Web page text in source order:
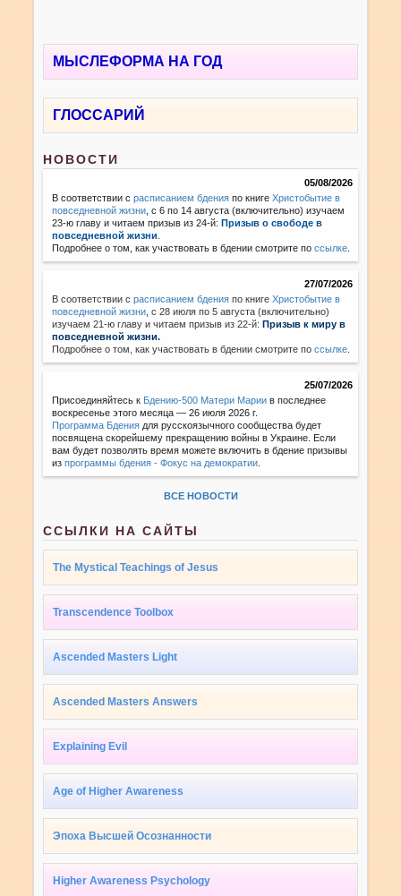
МЫСЛЕФОРМА НА ГОД
ГЛОССАРИЙ
НОВОСТИ
05/08/2026
В соответствии срасписанием бдения по книгеХристобытие в
повседневной жизни , с 6 по 14 августа (включительно) изучаем
23-ю главу и читаем призыв из 24-й:Призыв о свободе в
повседневной жизни
Подробнее о том, как участвовать в бдении смотрите поссылке
27/07/2026
В соответствии с расписанием бдения по книгеХристобытие в
повседневной жизни с 28 июля по 5 августа (включительно)
изучаем 21-ю главу и читаем призыв из 22-й:Призыв к миру в
повседневной жизни.
Подробнее о том, как участвовать в бдении смотрите поссылке
25/07/2026
Присоединяйтесь к Бдению-500 Матери Марии в последнее
воскресенье этого месяца — 26 июля 2026 г.
Программа Бдения для русскоязычного сообщества будет
посвящена скорейшему прекращению войны в Украине. Если
вам будет позволять время можете включить в бдение призывы
изпрограммы бдения - Фокус на демократии
ВСЕ НОВОСТИ
ССЫЛКИ НА САЙТЫ
The Mystical Teachings of Jesus
Transcendence Toolbox
Ascended Masters Light
Ascended Masters Answers
Explaining Evil
Age of Higher Awareness
Эпоха Высшей Осознанности
Higher Awareness Psychology